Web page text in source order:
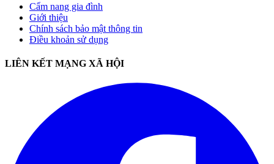
Cẩm nang gia đình
Giới thiệu
Chính sách bảo mật thông tin
Điều khoản sử dụng
LIÊN KẾT MẠNG XÃ HỘI